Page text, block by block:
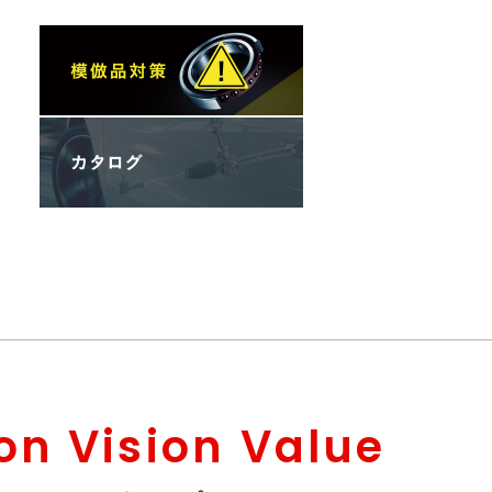
Vision Value